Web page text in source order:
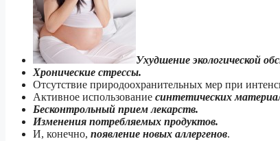
Ухудшение экологической
Хронические стрессы.
Отсутствие природоохранительных мер при
Активное использование синтетических
Бесконтрольный прием лекарств.
Изменения потребляемых продуктов.
И, конечно, появление новых аллергенов.